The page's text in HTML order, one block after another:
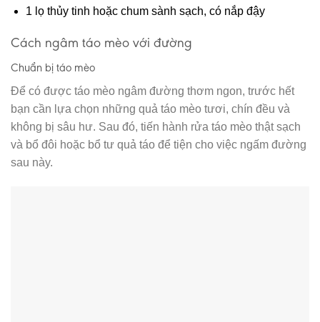
1 lọ thủy tinh hoặc chum sành sạch, có nắp đậy
Cách ngâm táo mèo với đường
Chuẩn bị táo mèo
Để có được táo mèo ngâm đường thơm ngon, trước hết
bạn cần lựa chọn những quả táo mèo tươi, chín đều và
không bị sâu hư. Sau đó, tiến hành rửa táo mèo thật sạch
và bổ đôi hoặc bổ tư quả táo để tiện cho việc ngấm đường
sau này.